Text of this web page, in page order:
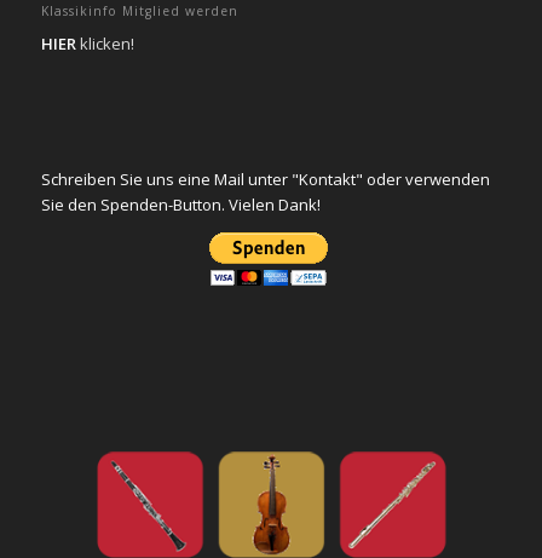
Klassikinfo Mitglied werden
HIERklicken!
Schreiben Sie uns eine Mail unter "Kontakt" oder verwenden
Sie den Spenden-Button. Vielen Dank!